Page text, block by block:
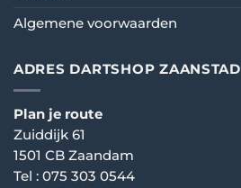
Algemene voorwaarden
ADRES DARTSHOP ZAANSTAD
Plan je route
Zuiddijk 61
1501 CB Zaandam
Tel : 075 303 0544